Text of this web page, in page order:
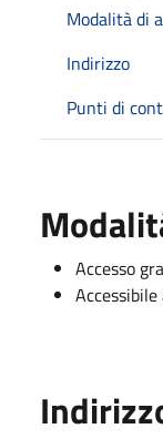
Modalità di
Indirizzo
Punti di
Accesso